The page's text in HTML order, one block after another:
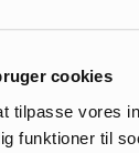
cookies
tilpasse vores
funktioner til